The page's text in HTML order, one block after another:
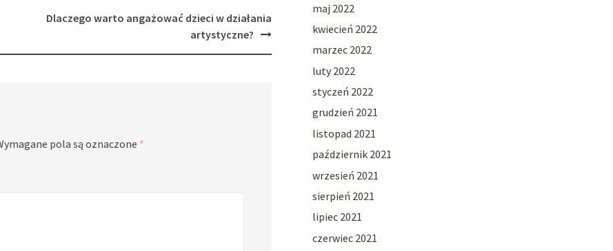
Dlaczego warto angażować dzieci w działania
artystyczne?
pola są oznaczone *
maj 2022
kwiecień 2022
marzec 2022
luty 2022
styczeń 2022
grudzień 2021
listopad 2021
październik 2021
wrzesień 2021
sierpień 2021
lipiec 2021
czerwiec 2021